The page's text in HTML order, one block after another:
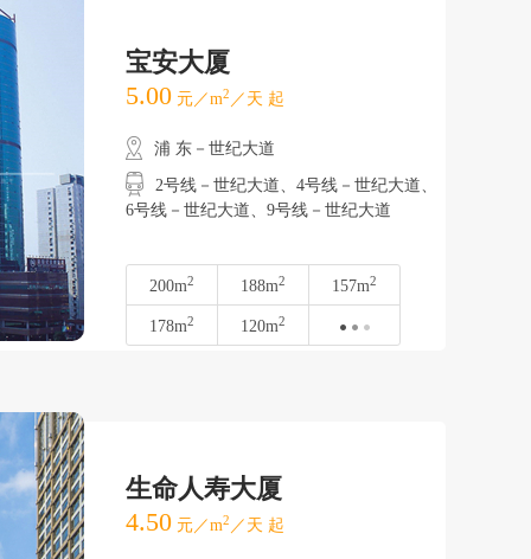
宝安大厦
5.00 元／m2 ／天 起
浦 东－世纪大道
2号线－世纪大道、4号线－世纪大道、
6号线－世纪大道、9号线－世纪大道
200m2 188m2 157m2
178m2 120m2
生命人寿大厦
4.50 元／m2 ／天 起